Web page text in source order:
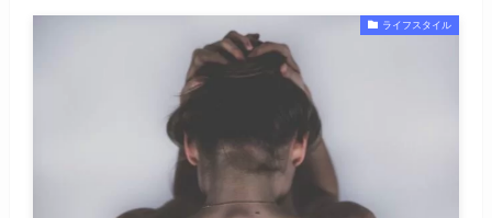
ライフスタイル